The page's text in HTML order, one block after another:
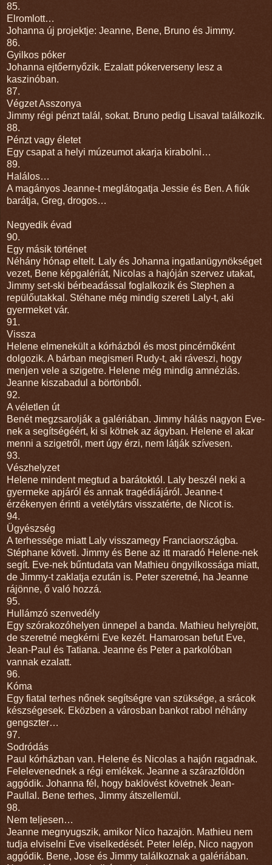
85.
Elromlott…
Johanna új projektje: Jeanne, Bene, Bruno és Jimmy.
86.
Gyilkos póker
Johanna ejtőernyőzik. Ezalatt pókerverseny lesz a
kaszinóban.
87.
Végzet Asszonya
Jimmy régi pénzt talál, sokat. Bruno pedig Lisaval találkozik.
88.
Pénzt vagy életet
Egy csapat a helyi múzeumot akarja kirabolni…
89.
Halálos…
A magányos Jeanne-t meglátogatja Jessie és Ben. A fiúk
barátja, Greg, drogos…
Negyedik évad
90.
Egy másik történet
Néhány hónap eltelt. Laly és Johanna ingatlanügynökséget
vezet, Bene képgalériát, Nicolas a hajóján szervez utakat,
Jimmy set-ski bérbeadással foglalkozik és Stephen a
repülőutakkal. Stéhane még mindig szereti Laly-t, aki
gyermeket vár.
91.
Vissza
Helene elmenekült a kórházból és most pincérnőként
dolgozik. A bárban megismeri Rudy-t, aki ráveszi, hogy
menjen vele a szigetre. Helene még mindig amnéziás.
Jeanne kiszabadul a börtönből.
92.
A véletlen út
Benét megzsarolják a galériában. Jimmy hálás nagyon Eve-
nek a segítségéért, ki si kötnek az ágyban. Helene el akar
menni a szigetről, mert úgy érzi, nem látják szívesen.
93.
Vészhelyzet
Helene mindent megtud a barátoktól. Laly beszél neki a
gyermeke apjáról és annak tragédiájáról. Jeanne-t
érzékenyen érinti a vetélytárs visszatérte, de Nicot is.
94.
Ügyészség
A terhessége miatt Laly visszamegy Franciaországba.
Stéphane követi. Jimmy és Bene az itt maradó Helene-nek
segít. Eve-nek bűntudata van Mathieu öngyilkossága miatt,
de Jimmy-t zaklatja ezután is. Peter szeretné, ha Jeanne
rájönne, ő való hozzá.
95.
Hullámzó szenvedély
Egy szórakozóhelyen ünnepel a banda. Mathieu helyrejött,
de szeretné megkérni Eve kezét. Hamarosan befut Eve,
Jean-Paul és Tatiana. Jeanne és Peter a parkolóban
vannak ezalatt.
96.
Kóma
Egy fiatal terhes nőnek segítségre van szüksége, a srácok
készségesek. Eközben a városban bankot rabol néhány
gengszter…
97.
Sodródás
Paul kórházban van. Helene és Nicolas a hajón ragadnak.
Felelevenednek a régi emlékek. Jeanne a szárazföldön
aggódik. Johanna fél, hogy baklövést követnek Jean-
Paullal. Bene terhes, Jimmy átszellemül.
98.
Nem teljesen…
Jeanne megnyugszik, amikor Nico hazajön. Mathieu nem
tudja elviselni Eve viselkedését. Peter lelép, Nico nagyon
aggódik. Bene, Jose és Jimmy találkoznak a galériában.